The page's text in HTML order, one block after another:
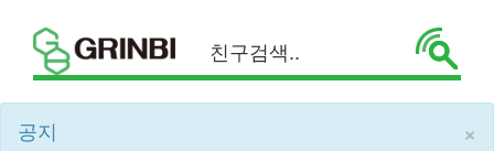
×
공지